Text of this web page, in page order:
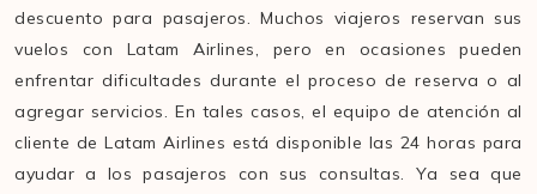
descuento para pasajeros. Muchos viajeros reservan sus
vuelos con Latam Airlines, pero en ocasiones pueden
enfrentar dificultades durante el proceso de reserva o al
agregar servicios. En tales casos, el equipo de atención al
cliente de Latam Airlines está disponible las 24 horas para
ayudar a los pasajeros con sus consultas. Ya sea que